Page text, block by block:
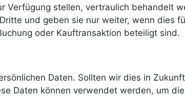
Verfügung stellen, vertraulich behandelt
und geben sie nur weiter, wenn dies
oder Kauftransaktion beteiligt sind.
Daten. Sollten wir dies in
Daten können verwendet werden, um